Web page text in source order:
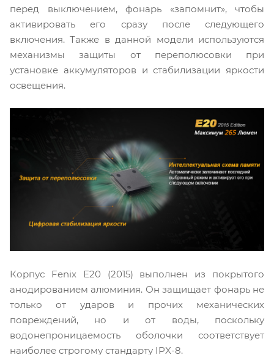
перед выключением, фонарь «запомнит», чтобы
активировать его сразу после следующего
включения. Также в данной модели используются
механизмы защиты от переполюсовки при
установке аккумуляторов и стабилизации яркости
освещения.
Корпус Fenix Е20 (2015) выполнен из покрытого
анодированием алюминия. Он защищает фонарь не
только от ударов и прочих механических
повреждений, но и от воды, поскольку
водонепроницаемость оболочки соответствует
наиболее строгому стандарту IPX-8.